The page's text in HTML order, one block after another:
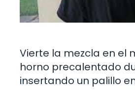
Vierte la mezcla en el
horno precalentado
insertando un palillo